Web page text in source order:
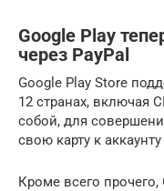
Google Play
через PayPal
Google Play Store
12 странах, включая
собой, для
свою карту к
Кроме всего